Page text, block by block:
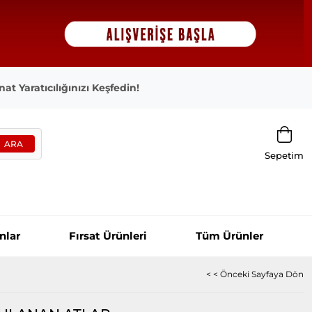
Yaratıcılığınızı Keşfedin!
Sepetim
Fırsat Ürünleri Tüm Ürünler
< < Önceki Sayfaya Dön